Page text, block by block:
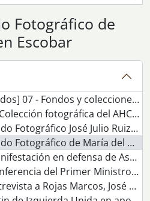
Fotográfico de
Escobar
- Fondos y colecciones fotográficas
fotográfica del AHCCOOA
José Julio Ruiz Benavides
de María del Carmen Escobar
en defensa de Astilleros
Primer Ministro italiano Pietro Ingrao en Sevilla
Manuel Cervera, Juan José Conde, Adolfo Cuellar y Juan Ramos en Radio CCOO